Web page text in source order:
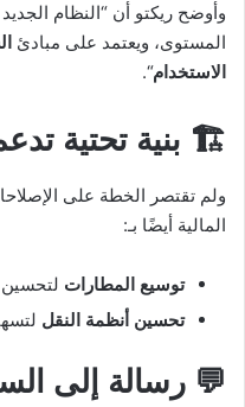
وأوضح ريكتو أن “النظام
المستوى، ويعتمد على مبادئ
الاستخدام“.
🏗️ بنية تحتية
ولم تقتصر الخطة على
المالية أيضًا بـ:
توسيع المطارات
تحسين أنظمة النقل
💬 رسالة إلى